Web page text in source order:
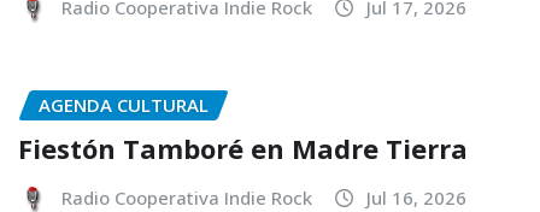
Radio Cooperativa Indie Rock Jul 17, 2026
AGENDA CULTURAL
Fiestón Tamboré en Madre Tierra
Radio Cooperativa Indie Rock Jul 16, 2026